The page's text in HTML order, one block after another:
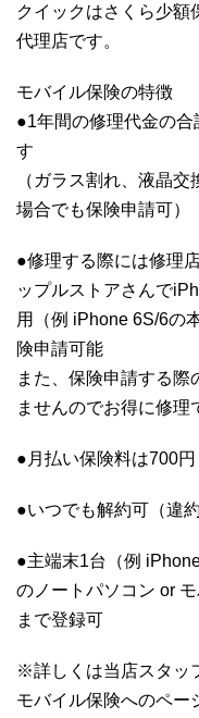
クイックはさくら少額
代理店です。
モバイル保険の特徴
●1年間の修理代金の
す
（ガラス割れ、液晶
場合でも保険申請可）
●修理する際には修理
ップルストアさんで
用（例 iPhone 6S/6の
険申請可能
また、保険申請する際
ませんのでお得に修理
●月払い保険料は700円
●いつでも解約可（違
●主端末1台（例
のノートパソコン or
まで登録可
※詳しくは当店スタッ
モバイル保険へのペー